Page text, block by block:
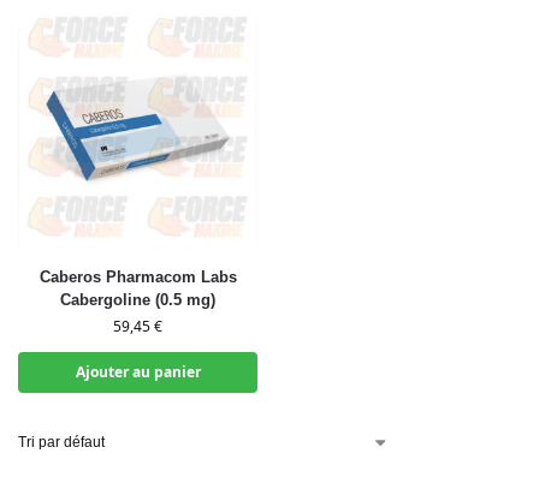
Caberos Pharmacom Labs
Cabergoline (0.5 mg)
59,45€
Ajouter au panier